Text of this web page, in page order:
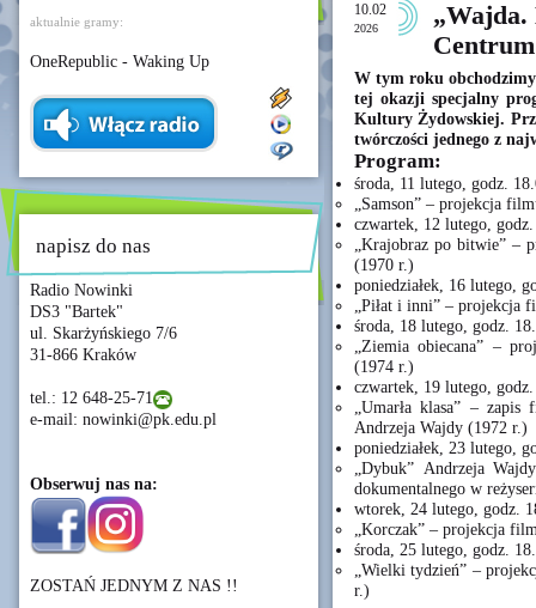
aktualnie gramy:
OneRepublic - Waking Up
napisz do nas
Radio Nowinki
DS3 "Bartek"
ul. Skarżyńskiego 7/6
31-866 Kraków
tel.: 12 648-25-71
e-mail: nowinki@pk.edu.pl
Obserwuj nas na:
ZOSTAŃ JEDNYM Z NAS !!
10.02
2026
W tym roku
tej okazji specjalny
Kultury Żydowskiej.
twórczości jednego z
Program:
środa, 11 lutego, godz.
„Samson” – projekcja
czwartek, 12 lutego,
„Krajobraz po bitwie” –
(1970 r.)
poniedziałek, 16 lutego,
„Piłat i inni” – projekcja
środa, 18 lutego, godz.
„Ziemia obiecana” –
(1974 r.)
czwartek, 19 lutego,
„Umarła klasa” –
Andrzeja Wajdy (1972 r.)
poniedziałek, 23 lutego,
„Dybuk” Andrzeja
dokumentalnego w
wtorek, 24 lutego, godz.
„Korczak” – projekcja
środa, 25 lutego, godz.
„Wielki tydzień” –
r.)